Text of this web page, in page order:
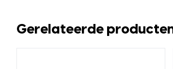
Gerelateerde